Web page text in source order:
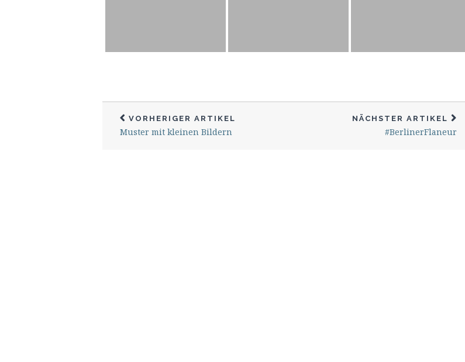
VORHERIGER ARTIKEL
Muster mit kleinen Bildern
NÄCHSTER ARTIKEL
#BerlinerFlaneur